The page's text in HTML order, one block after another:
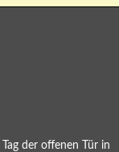
der offenen Tür in